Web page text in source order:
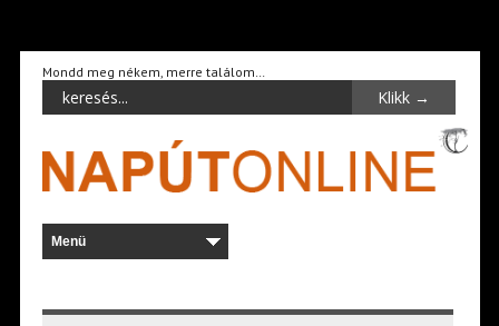
Mondd meg nékem, merre találom…